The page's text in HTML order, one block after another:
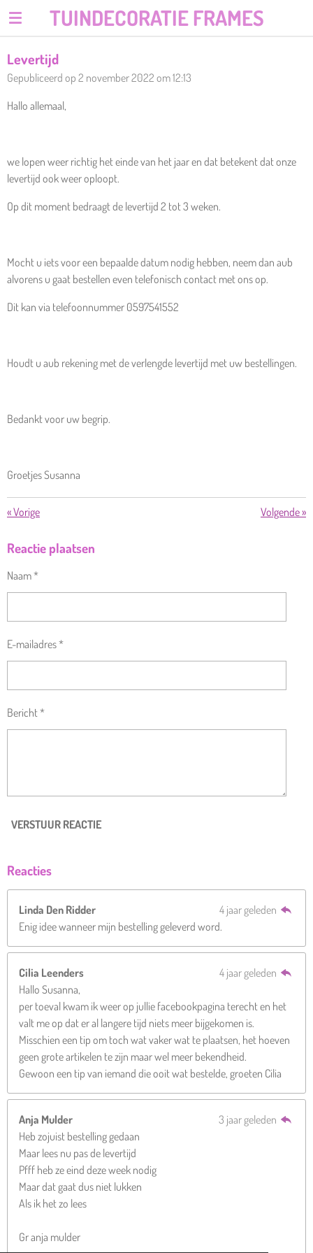
Ga
de
hoofdinhoud
TUINDECORATIE FRAMES
Levertijd
Gepubliceerd op 2 november 2022 om 12:13
Hallo allemaal,
we lopen weer richtig het einde van het jaar en dat betekent dat onze
levertijd ook weer oploopt.
Op dit moment bedraagt de levertijd 2 tot 3 weken.
Mocht u iets voor een bepaalde datum nodig hebben, neem dan aub
alvorens u gaat bestellen even telefonisch contact met ons op.
Dit kan via telefoonnummer 0597541552
Houdt u aub rekening met de verlengde levertijd met uw bestellingen.
Bedankt voor uw begrip.
Groetjes Susanna
«Vorige Volgende»
Reactie plaatsen
Naam *
E-mailadres *
Bericht *
VERSTUUR REACTIE
Reacties
Linda Den Ridder
4 jaar geleden
Enig idee wanneer mijn bestelling geleverd word.
Cilia Leenders
4 jaar geleden
Hallo Susanna,
per toeval kwam ik weer op jullie facebookpagina terecht en het
valt me op dat er al langere tijd niets meer bijgekomen is.
Misschien een tip om toch wat vaker wat te plaatsen, het hoeven
geen grote artikelen te zijn maar wel meer bekendheid.
Gewoon een tip van iemand die ooit wat bestelde, groeten Cilia
Anja Mulder
3 jaar geleden
Heb zojuist bestelling gedaan
Maar lees nu pas de levertijd
Pfff heb ze eind deze week nodig
Maar dat gaat dus niet lukken
Als ik het zo lees
Gr anja mulder